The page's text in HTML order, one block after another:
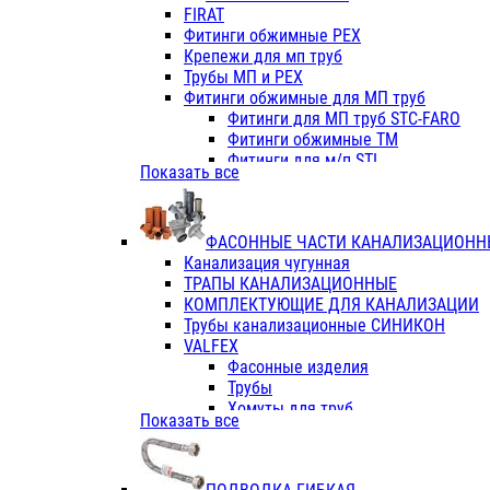
Фитинги ПП белые
Фитинги ПП белые
Фитинги ППс металл.белые
VALFEX
Трубы PE-RT
Трубы ПП водопровод белые
Трубы ПП водопровод серые
Трубы армированные
Трубы армированные
Фитинги с металл. серые
Фитинги ПП (серые)
Фитинги ПП белые
Краны
Фитинги ПП (белые)
Фитинги ПП с металлом белые
ПК КОНТУР
Краны полипропиленовые
Трубы полипропиленивые
FIRAT
Фитинги обжимные PEX
Крепежи для мп труб
Трубы МП и PEX
Фитинги обжимные для МП труб
Фитинги для МП труб STC-FARO
Фитинги обжимные ТМ
Фитинги для м/п STI
Фитинги для МП труб TITAN
TK
VALFEX
Показать все
ФАСОННЫЕ ЧАСТИ
Канализация чугунная
ТРАПЫ КАНАЛИЗАЦИОННЫЕ
КОМПЛЕКТУЮЩИЕ ДЛЯ КАНАЛИЗАЦИИ
Трубы канализационные СИНИКОН
VALFEX
Фасонные изделия
Трубы
Хомуты для труб
ПВХ (стройполимер)
Показать все